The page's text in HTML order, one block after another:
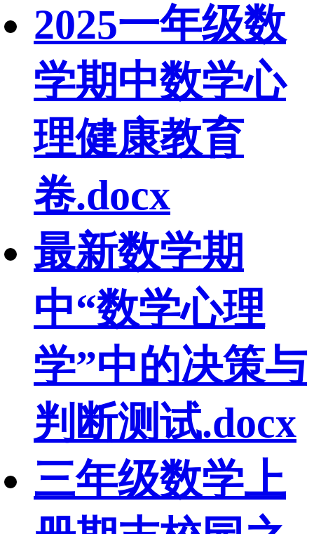
2025一年级数
学期中数学心
理健康教育
卷.docx
最新数学期
中“数学心理
学”中的决策与
判断测试.docx
三年级数学上